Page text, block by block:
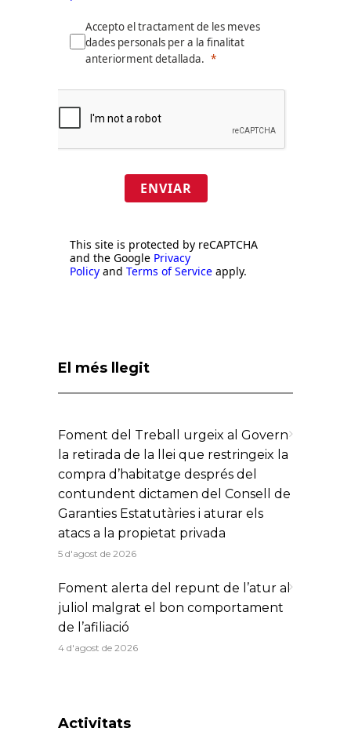
Accepto el tractament de les meves
dades personals per a la finalitat
anteriorment detallada.
ENVIAR
This site is protected by reCAPTCHA
and the Google Privacy
Policy and Terms of Service apply.
El més llegit
Foment del Treball urgeix al Govern
la retirada de la llei que restringeix la
compra d’habitatge després del
contundent dictamen del Consell de
Garanties Estatutàries i aturar els
atacs a la propietat privada
5 d'agost de 2026
Foment alerta del repunt de l’atur al
juliol malgrat el bon comportament
de l’afiliació
4 d'agost de 2026
Activitats